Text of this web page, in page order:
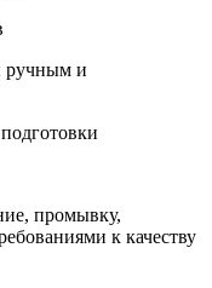
ручным и
промывку,
к качеству